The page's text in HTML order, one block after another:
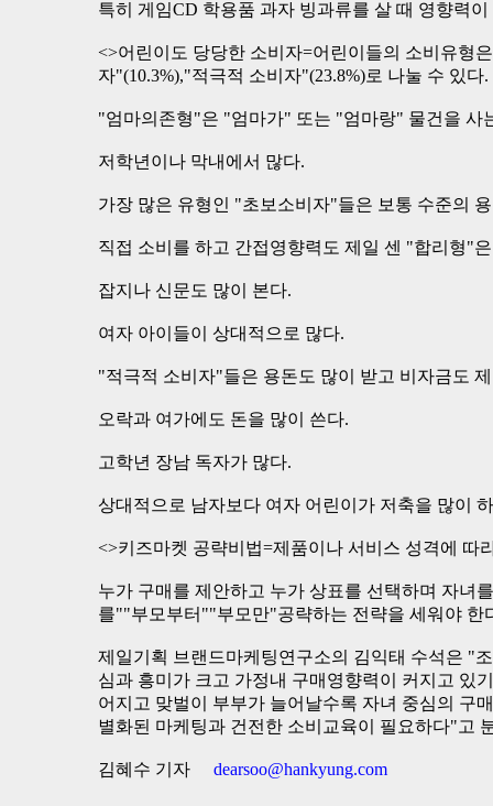
특히 게임CD 학용품 과자 빙과류를 살 때 영향력이
<>어린이도 당당한 소비자=어린이들의 소비유형
자"(10.3%),"적극적 소비자"(23.8%)로 나눌 수 있다.
"엄마의존형"은 "엄마가" 또는 "엄마랑" 물건을 사
저학년이나 막내에서 많다.
가장 많은 유형인 "초보소비자"들은 보통 수준의
직접 소비를 하고 간접영향력도 제일 센 "합리형"
잡지나 신문도 많이 본다.
여자 아이들이 상대적으로 많다.
"적극적 소비자"들은 용돈도 많이 받고 비자금도
오락과 여가에도 돈을 많이 쓴다.
고학년 장남 독자가 많다.
상대적으로 남자보다 여자 어린이가 저축을 많이
<>키즈마켓 공략비법=제품이나 서비스 성격에 따
누가 구매를 제안하고 누가 상표를 선택하며 자녀
를""부모부터""부모만"공략하는 전략을 세워야 한
제일기획 브랜드마케팅연구소의 김익태 수석은 "
심과 흥미가 크고 가정내 구매영향력이 커지고 있
어지고 맞벌이 부부가 늘어날수록 자녀 중심의 구
별화된 마케팅과 건전한 소비교육이 필요하다"고
김혜수 기자 dearsoo@hankyung.com